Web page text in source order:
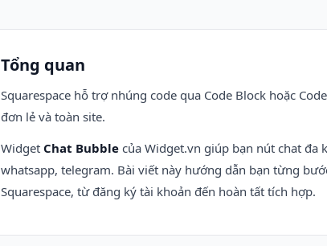
Tổng quan
Squarespace hỗ trợ nhúng code qua Code Block hoặc
đơn lẻ và toàn site.
Widget Chat Bubble của Widget.vn giúp bạn nút chat đa
whatsapp, telegram. Bài viết này hướng dẫn bạn từng
Squarespace, từ đăng ký tài khoản đến hoàn tất tích hợp.